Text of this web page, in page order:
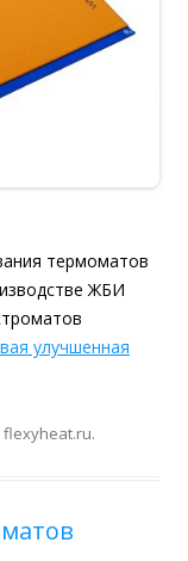
термоматов
ЖБИ
улучшенная
flexyheat.ru.